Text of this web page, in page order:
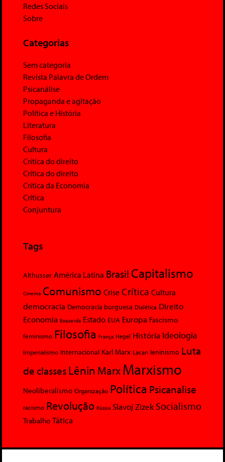
Redes Sociais
Sobre
Categorias
Sem categoria
Revista Palavra de Ordem
Psicanálise
Propaganda e agitação
Política e História
Literatura
Filosofia
Cultura
Crítica do direito
Crítica do direito
Crítica da Economia
Crítica
Conjuntura
Tags
Althusser América Latina Brasil Capitalismo
Cinema Comunismo Crise Crítica Cultura
democracia Democracia burguesa Dialética Direito
Economia Esquerda Estado EUA Europa Fascismo
feminismo Filosofia França Hegel História Ideologia
Imperialismo Internacional Karl Marx Lacan leninismo Luta
de classesLênin MarxMarxismo
Neoliberalismo Organização Política Psicanalise
racismo Revolução Rússia Slavoj Zizek Socialismo
Trabalho Tática